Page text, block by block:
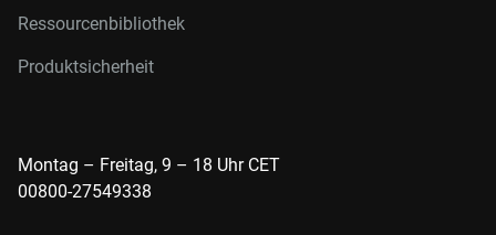
Ressourcenbibliothek
Produktsicherheit
Montag – Freitag, 9 – 18 Uhr CET
00800-27549338